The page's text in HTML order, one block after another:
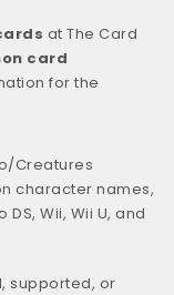
at The Card
card
for the
Creatures
character names,
Wii, Wii U, and
supported, or